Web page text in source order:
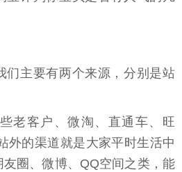
们主要有两个来源，分别是站
老客户、微淘、直通车、旺
外的渠道就是大家平时生活中
圈、微博、QQ空间之类，能